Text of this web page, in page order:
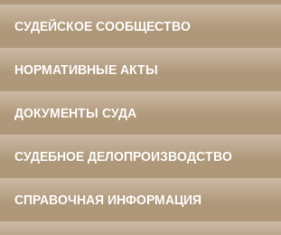
СУДЕЙСКОЕ СООБЩЕСТВО
НОРМАТИВНЫЕ АКТЫ
ДОКУМЕНТЫ СУДА
СУДЕБНОЕ ДЕЛОПРОИЗВОДСТВО
СПРАВОЧНАЯ ИНФОРМАЦИЯ